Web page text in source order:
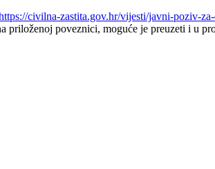
civilna-zastita.gov.hr/vijesti/javni-poziv-
priloženoj poveznici, moguće je preuzeti i u